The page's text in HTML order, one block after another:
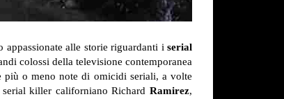
appassionate alle storie riguardanti i serial
colossi della televisione contemporanea
più o meno note di omicidi seriali, a volte
serial killer californiano RichardRamirez,